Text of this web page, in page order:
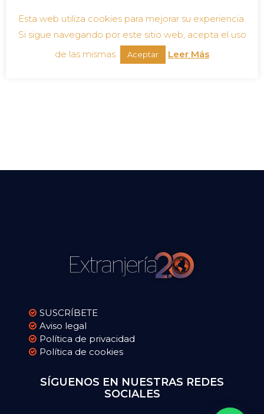
infantiles : Ebooks Contacta),
redactado por Mamás por el...
SUSCRÍBETE
Aviso legal
Política de privacidad
Política de cookies
SÍGUENOS EN NUESTRAS REDES
SOCIALES
Esta web utiliza cookies para mejorar su experiencia.
Si sigue navegando por este sitio web, acepta el uso
de las mismas.
Aceptar Leer Más